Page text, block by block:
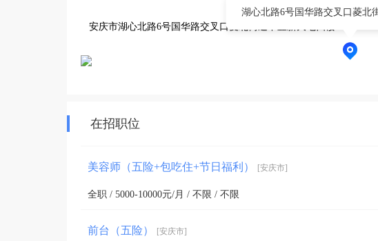
（中宜新天地4楼）
正能量满满的一家美容养生空间
安庆市湖心北路6号国华路交叉口菱北街道中宜新天地四楼
湖心北路6号国华路交叉口菱北
在招职位
美容师（五险+包吃住+节日福利） [安庆市]
全职 / 5000-10000元/月 / 不限 / 不限
前台（五险） [安庆市]